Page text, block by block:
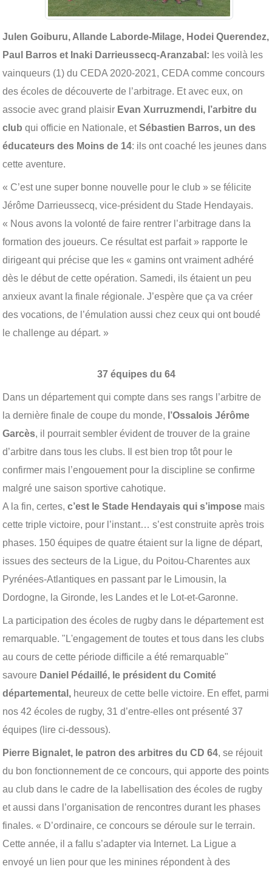
Julen Goiburu, Allande Laborde-Milage, Hodei Querendez,
Paul Barros et Inaki Darrieussecq-Aranzabal: les voilà les
vainqueurs (1) du CEDA 2020-2021, CEDA comme concours
des écoles de découverte de l’arbitrage. Et avec eux, on
associe avec grand plaisir Evan Xurruzmendi, l’arbitre du
club qui officie en Nationale, etSébastien Barros, un des
éducateurs des Moins de 14: ils ont coaché les jeunes dans
cette aventure.
« C’est une super bonne nouvelle pour le club » se félicite
Jérôme Darrieussecq, vice-président du Stade Hendayais.
« Nous avons la volonté de faire rentrer l’arbitrage dans la
formation des joueurs. Ce résultat est parfait » rapporte le
dirigeant qui précise que les « gamins ont vraiment adhéré
dès le début de cette opération. Samedi, ils étaient un peu
anxieux avant la finale régionale. J’espère que ça va créer
des vocations, de l’émulation aussi chez ceux qui ont boudé
le challenge au départ. »
37 équipes du 64
Dans un département qui compte dans ses rangs l’arbitre de
la dernière finale de coupe du monde, l’Ossalois Jérôme
Garcès, il pourrait sembler évident de trouver de la graine
d’arbitre dans tous les clubs. Il est bien trop tôt pour le
confirmer mais l’engouement pour la discipline se confirme
malgré une saison sportive cahotique.
A la fin, certes, c’est le Stade Hendayais qui s’impose mais
cette triple victoire, pour l’instant… s’est construite après trois
phases. 150 équipes de quatre étaient sur la ligne de départ,
issues des secteurs de la Ligue, du Poitou-Charentes aux
Pyrénées-Atlantiques en passant par le Limousin, la
Dordogne, la Gironde, les Landes et le Lot-et-Garonne.
La participation des écoles de rugby dans le département est
remarquable. "L'engagement de toutes et tous dans les clubs
au cours de cette période difficile a été remarquable"
savoure Daniel Pédaillé, le président du Comité
départemental, heureux de cette belle victoire. En effet, parmi
nos 42 écoles de rugby, 31 d’entre-elles ont présenté 37
équipes (lire ci-dessous).
Pierre Bignalet, le patron des arbitres du CD 64, se réjouit
du bon fonctionnement de ce concours, qui apporte des points
au club dans le cadre de la labellisation des écoles de rugby
et aussi dans l’organisation de rencontres durant les phases
finales. « D’ordinaire, ce concours se déroule sur le terrain.
Cette année, il a fallu s’adapter via Internet. La Ligue a
envoyé un lien pour que les minines répondent à des